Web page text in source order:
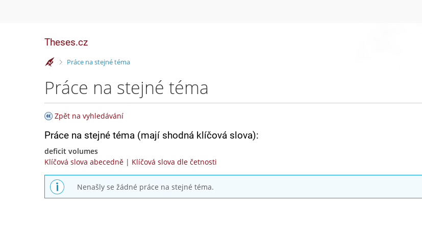
Theses.cz
>Práce na stejné téma
Práce na stejné téma
Zpět na vyhledávání
Práce na stejné téma (mají shodná klíčová slova):
deficit volumes
Klíčová slova abecedně | Klíčová slova dle četnosti
Nenašly se žádné práce na stejné téma.